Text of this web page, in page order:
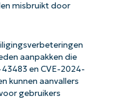
misbruikt door
aanpakken die
en CVE-2024-
kunnen aanvallers
gebruikers